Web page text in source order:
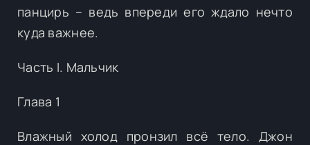
панцирь – ведь впереди его ждало нечто
куда важнее.
Часть I. Мальчик
Глава 1
Влажный холод пронзил всё тело. Джон